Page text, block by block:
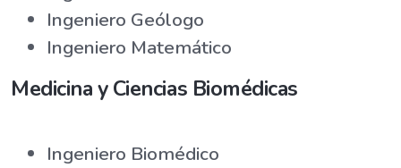
Ingeniero Geólogo
Ingeniero Matemático
Medicina y Ciencias Biomédicas
Ingeniero Biomédico